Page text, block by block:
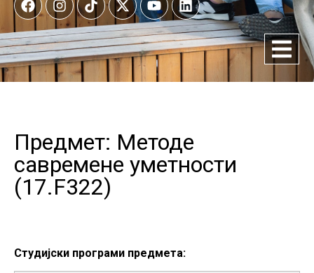
Предмет: Методе
савремене уметности
(17.F322)
Студијски програми предмета: